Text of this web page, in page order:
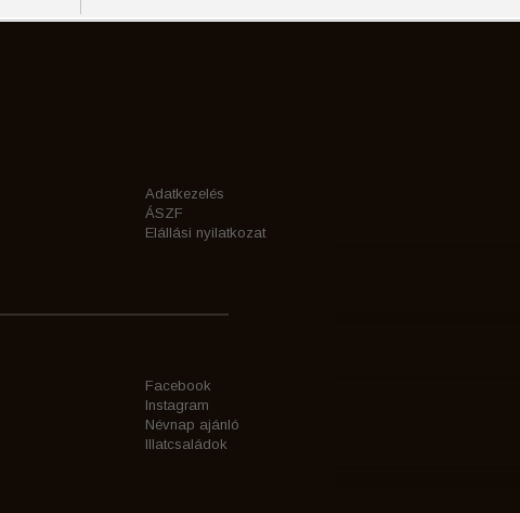
Adatkezelés
ÁSZF
Elállási nyilatkozat
Facebook
Instagram
Névnap ajánló
Illatcsaládok